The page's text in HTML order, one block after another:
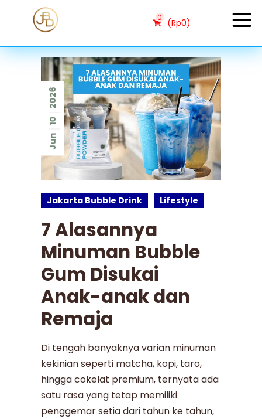
0 (Rp0)
Jun
10
2026
Jakarta Bubble Drink Lifestyle
7 Alasannya
Minuman Bubble
Gum Disukai
Anak-anak dan
Remaja
Di tengah banyaknya varian minuman
kekinian seperti matcha, kopi, taro,
hingga cokelat premium, ternyata ada
satu rasa yang tetap memiliki
penggemar setia dari tahun ke tahun,